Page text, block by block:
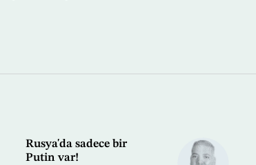
Rusya'da sadece bir
Putin var!